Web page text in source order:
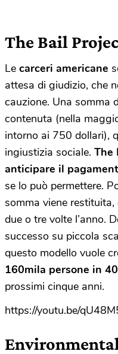
The Bail
Le carceri americane
attesa di giudizio, che
cauzione. Una somma
contenuta (nella
intorno ai 750 dollari),
ingiustizia sociale. The
anticipare il
se lo può permettere.
somma viene
due o tre volte l’anno.
successo su piccola
questo modello vuole
160mila persone in
prossimi cinque anni.
https://youtu.be/